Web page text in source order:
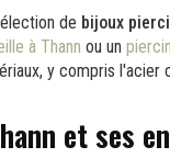
de bijoux
à Thann ou un
y compris
et ses